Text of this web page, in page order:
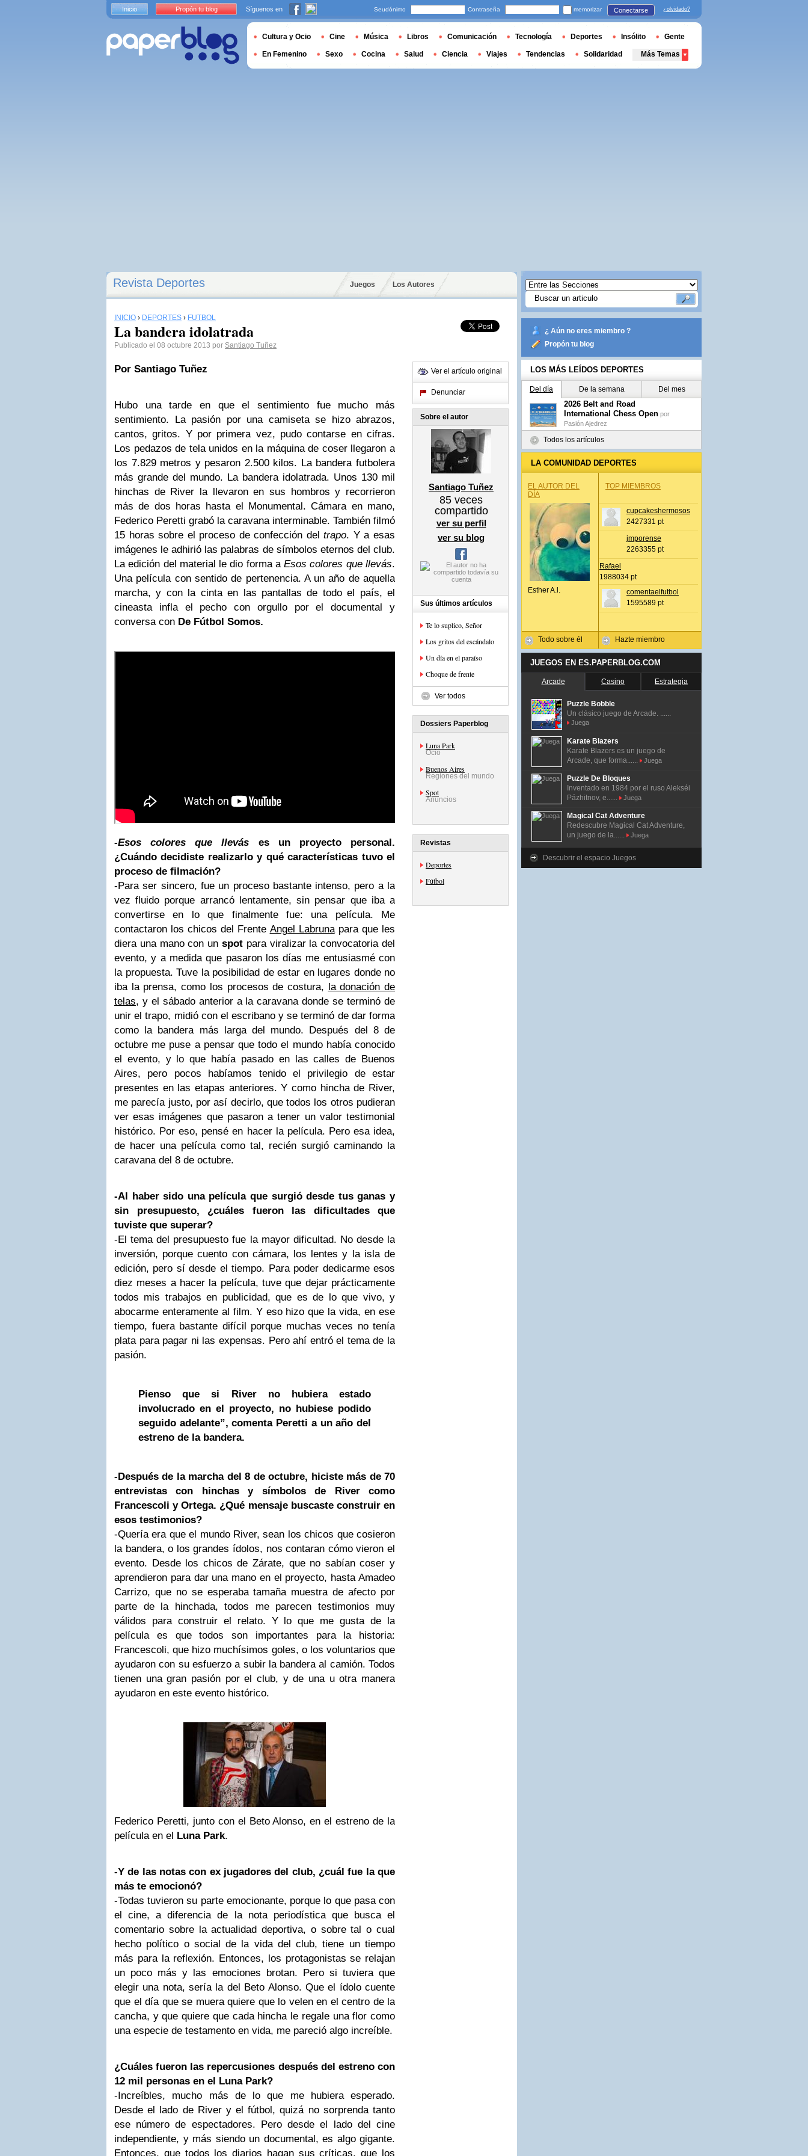
Revista Deportes Juegos Los Autores
INICIO › DEPORTES › FÚTBOL
La bandera idolatrada
Publicado el 08 octubre 2013 por Santiago Tuñez
Por Santiago Tuñez
Hubo una tarde en que el sentimiento fue mucho más
sentimiento. La pasión por una camiseta se hizo abrazos,
cantos, gritos. Y por primera vez, pudo contarse en cifras.
Los pedazos de tela unidos en la máquina de coser llegaron a
los 7.829 metros y pesaron 2.500 kilos. La bandera futbolera
más grande del mundo. La bandera idolatrada. Unos 130 mil
hinchas de River la llevaron en sus hombros y recorrieron
más de dos horas hasta el Monumental. Cámara en mano,
Federico Peretti grabó la caravana interminable. También filmó
15 horas sobre el proceso de confección deltrapo. Y a esas
imágenes le adhirió las palabras de símbolos eternos del club.
La edición del material le dio forma aEsos colores que llevás.
Una película con sentido de pertenencia. A un año de aquella
marcha, y con la cinta en las pantallas de todo el país, el
cineasta infla el pecho con orgullo por el documental y
conversa con De Fútbol Somos.
-Esos colores que llevás es un proyecto personal.
¿Cuándo decidiste realizarlo y qué características tuvo el
proceso de filmación?
-Para ser sincero, fue un proceso bastante intenso, pero a la
vez fluido porque arrancó lentamente, sin pensar que iba a
convertirse en lo que finalmente fue: una película. Me
contactaron los chicos del Frente Angel Labrunapara que les
diera una mano con un spot para viralizar la convocatoria del
evento, y a medida que pasaron los días me entusiasmé con
la propuesta. Tuve la posibilidad de estar en lugares donde no
iba la prensa, como los procesos de costura, la donación de
telas, y el sábado anterior a la caravana donde se terminó de
unir el trapo, midió con el escribano y se terminó de dar forma
como la bandera más larga del mundo. Después del 8 de
octubre me puse a pensar que todo el mundo había conocido
el evento, y lo que había pasado en las calles de Buenos
Aires, pero pocos habíamos tenido el privilegio de estar
presentes en las etapas anteriores. Y como hincha de River,
me parecía justo, por así decirlo, que todos los otros pudieran
ver esas imágenes que pasaron a tener un valor testimonial
histórico. Por eso, pensé en hacer la película. Pero esa idea,
de hacer una película como tal, recién surgió caminando la
caravana del 8 de octubre.
-Al haber sido una película que surgió desde tus ganas y
sin presupuesto, ¿cuáles fueron las dificultades que
tuviste que superar?
-El tema del presupuesto fue la mayor dificultad. No desde la
inversión, porque cuento con cámara, los lentes y la isla de
edición, pero sí desde el tiempo. Para poder dedicarme esos
diez meses a hacer la película, tuve que dejar prácticamente
todos mis trabajos en publicidad, que es de lo que vivo, y
abocarme enteramente al film. Y eso hizo que la vida, en ese
tiempo, fuera bastante difícil porque muchas veces no tenía
plata para pagar ni las expensas. Pero ahí entró el tema de la
pasión.
Pienso que si River no hubiera estado
involucrado en el proyecto, no hubiese podido
seguido adelante”, comenta Peretti a un año del
estreno de la bandera.
-Después de la marcha del 8 de octubre, hiciste más de 70
entrevistas con hinchas y símbolos de River como
Francescoli y Ortega. ¿Qué mensaje buscaste construir en
esos testimonios?
-Quería era que el mundo River, sean los chicos que cosieron
la bandera, o los grandes ídolos, nos contaran cómo vieron el
evento. Desde los chicos de Zárate, que no sabían coser y
aprendieron para dar una mano en el proyecto, hasta Amadeo
Carrizo, que no se esperaba tamaña muestra de afecto por
parte de la hinchada, todos me parecen testimonios muy
válidos para construir el relato. Y lo que me gusta de la
película es que todos son importantes para la historia:
Francescoli, que hizo muchísimos goles, o los voluntarios que
ayudaron con su esfuerzo a subir la bandera al camión. Todos
tienen una gran pasión por el club, y de una u otra manera
ayudaron en este evento histórico.
Federico Peretti, junto con el Beto Alonso, en el estreno de la
película en el Luna Park.
-Y de las notas con ex jugadores del club, ¿cuál fue la que
más te emocionó?
-Todas tuvieron su parte emocionante, porque lo que pasa con
el cine, a diferencia de la nota periodística que busca el
comentario sobre la actualidad deportiva, o sobre tal o cual
hecho político o social de la vida del club, tiene un tiempo
más para la reflexión. Entonces, los protagonistas se relajan
un poco más y las emociones brotan. Pero si tuviera que
elegir una nota, sería la del Beto Alonso. Que el ídolo cuente
que el día que se muera quiere que lo velen en el centro de la
cancha, y que quiere que cada hincha le regale una flor como
una especie de testamento en vida, me pareció algo increíble.
¿Cuáles fueron las repercusiones después del estreno con
12 mil personas en el Luna Park?
-Increíbles, mucho más de lo que me hubiera esperado.
Desde el lado de River y el fútbol, quizá no sorprenda tanto
ese número de espectadores. Pero desde el lado del cine
independiente, y más siendo un documental, es algo gigante.
Entonces, que todos los diarios hagan sus críticas, que los
Ver el artículo original
Denunciar
Sobre el autor
Santiago Tuñez
85 veces
compartido
ver su perfil
ver su blog
Sus últimos artículos
Te lo suplico, Señor
Los gritos del escándalo
Un día en el paraíso
Choque de frente
Ver todos
Dossiers Paperblog
Luna Park
Ocio
Buenos Aires
Regiones del mundo
Spot
Anuncios
Revistas
Deportes
Fútbol
¿ Aún no eres miembro ?
Propón tu blog
LOS MÁS LEÍDOS DEPORTES
Del día De la semana Del mes
2026 Belt and Road
International Chess Open por
Pasión Ajedrez
Todos los artículos
LA COMUNIDAD DEPORTES
EL AUTOR DEL
DÍA
Esther A.l.
Todo sobre él
TOP MIEMBROS
cupcakeshermosos
2427331 pt
jmporense
2263355 pt
Rafael
1988034 pt
comentaelfutbol
1595589 pt
Hazte miembro
JUEGOS EN ES.PAPERBLOG.COM
Arcade Casino Estrategia
Puzzle Bobble
Un clásico juego de Arcade. ......
Juega
Karate Blazers
Karate Blazers es un juego de
Arcade, que forma......
Juega
Puzzle De Bloques
Inventado en 1984 por el ruso Alekséi
Pázhitnov, e......
Juega
Magical Cat Adventure
Redescubre Magical Cat Adventure,
un juego de la......
Juega
Descubrir el espacio Juegos
Inicio Propón tu blog Síguenos en Seudónimo Contraseña memorizar Conectarse ¿olvidado?
Cultura y Ocio Cine Música Libros Comunicación Tecnología Deportes Insólito Gente
En Femenino Sexo Cocina Salud Ciencia Viajes Tendencias Solidaridad Más Temas